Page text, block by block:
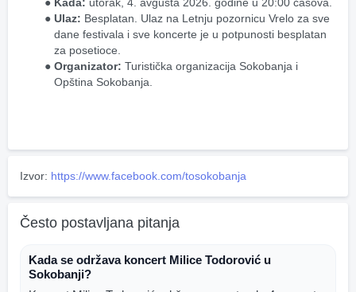
Ulaz: Besplatan. Ulaz na Letnju pozornicu Vrelo za sve
dane festivala i sve koncerte je u potpunosti besplatan
za posetioce.
Organizator: Turistička organizacija Sokobanja i
Opština Sokobanja.
Izvor: https://www.facebook.com/tosokobanja
Često postavljana pitanja
Kada se održava koncert Milice Todorović u
Sokobanji?